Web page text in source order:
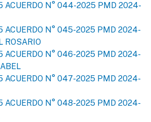
ACUERDO N° 044-2025 PMD 2024-
ACUERDO N° 045-2025 PMD 2024-
ROSARIO
ACUERDO N° 046-2025 PMD 2024-
ACUERDO N° 047-2025 PMD 2024-
ACUERDO N° 048-2025 PMD 2024-